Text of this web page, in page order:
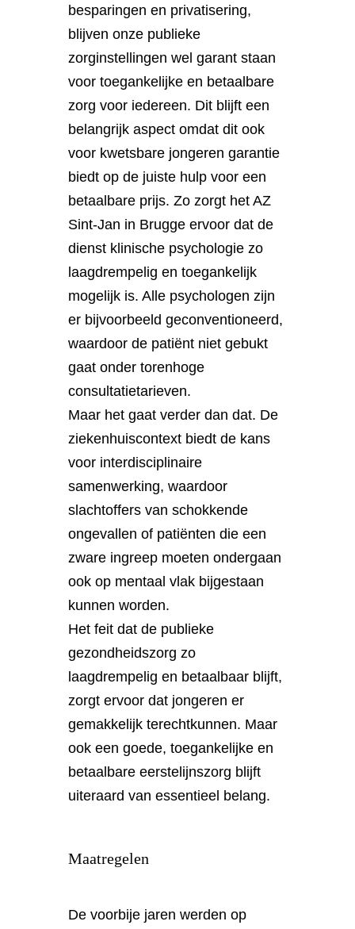
besparingen en privatisering,
blijven onze publieke
zorginstellingen wel garant staan
voor toegankelijke en betaalbare
zorg voor iedereen. Dit blijft een
belangrijk aspect omdat dit ook
voor kwetsbare jongeren garantie
biedt op de juiste hulp voor een
betaalbare prijs. Zo zorgt het AZ
Sint-Jan in Brugge ervoor dat de
dienst klinische psychologie zo
laagdrempelig en toegankelijk
mogelijk is. Alle psychologen zijn
er bijvoorbeeld geconventioneerd,
waardoor de patiënt niet gebukt
gaat onder torenhoge
consultatietarieven.
Maar het gaat verder dan dat. De
ziekenhuiscontext biedt de kans
voor interdisciplinaire
samenwerking, waardoor
slachtoffers van schokkende
ongevallen of patiënten die een
zware ingreep moeten ondergaan
ook op mentaal vlak bijgestaan
kunnen worden.
Het feit dat de publieke
gezondheidszorg zo
laagdrempelig en betaalbaar blijft,
zorgt ervoor dat jongeren er
gemakkelijk terechtkunnen. Maar
ook een goede, toegankelijke en
betaalbare eerstelijnszorg blijft
uiteraard van essentieel belang.
Maatregelen
De voorbije jaren werden op